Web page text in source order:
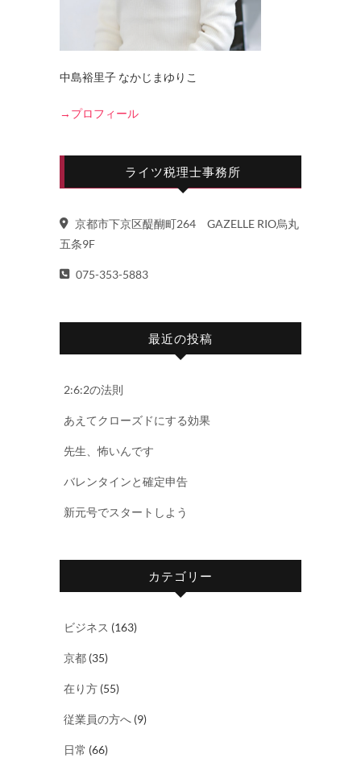
中島裕里子 なかじまゆりこ
→プロフィール
ライツ税理士事務所
京都市下京区醍醐町264 GAZELLE RIO烏丸
五条9F
075-353-5883
最近の投稿
2:6:2の法則
あえてクローズドにする効果
先生、怖いんです
バレンタインと確定申告
新元号でスタートしよう
カテゴリー
ビジネス (163)
京都 (35)
在り方 (55)
従業員の方へ (9)
日常 (66)